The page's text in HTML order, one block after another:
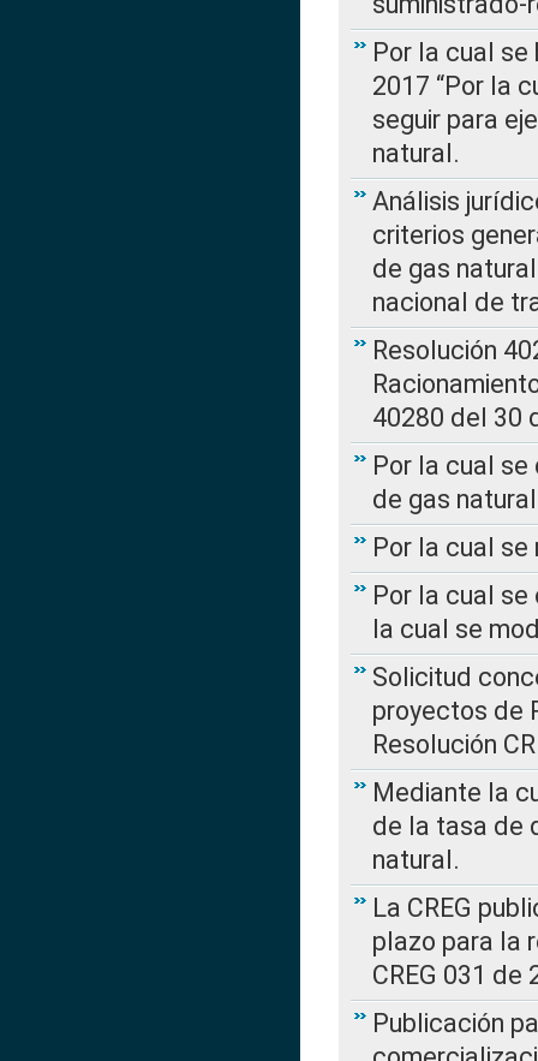
Por la cual se
2017 “Por la
seguir para
natural.
Análisis
criterios
de gas
nacional de
Resolución
40280 del 30
Por la cual
de gas natural
Por la cual se
Por la cual se
la cual se
Solicitud
proyectos de
Resolución
Mediante la
de la tasa de
natural.
La CREG
plazo para la
CREG 031 de
Publicación